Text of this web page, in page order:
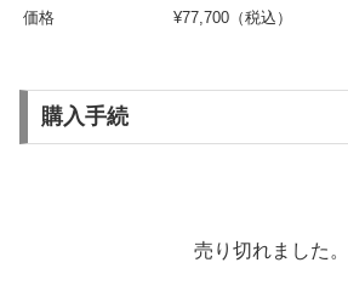
価格
¥77,700（税込）
購入手続
売り切れました。